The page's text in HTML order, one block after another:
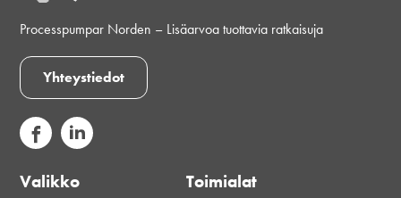
Processpumpar Norden – Lisäarvoa tuottavia ratkaisuja
Yhteystiedot
Valikko Toimialat